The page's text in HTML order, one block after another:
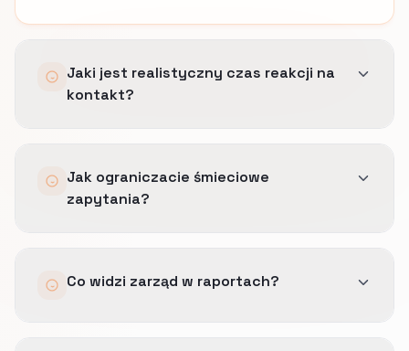
Jaki jest realistyczny czas reakcji na
kontakt?
Ustalamy SLA, które da się utrzymać,
przeciwbólowe i dłuższe programy rehabilitacji.
Jak ograniczacie śmieciowe
zapytania?
jaśniejsze oczekiwania w komunikacie oraz
Co widzi zarząd w raportach?